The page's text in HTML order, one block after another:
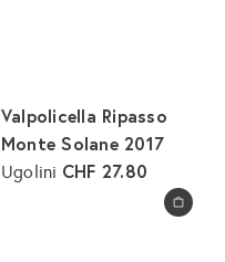
In den Warenkorb legen
Valpolicella Ripasso
Monte Solane 2017
Ugolini CHF 27.80